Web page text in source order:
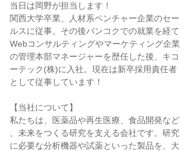
当日は岡野が担当します！
関西大学卒業、人材系ベンチャー企業のセー
ルスに従事。その後バンコクでの就業を経て
Webコンサルティングやマーケティング企業
の管理本部マネージャーを歴任した後、キコ
ーテック(株)に入社。現在は新卒採用責任者
として従事しています！
【当社について】
私たちは、医薬品や再生医療、食品開発など
、未来をつくる研究を支える会社です。研究
に必要な分析機器や試薬といった製品を、大